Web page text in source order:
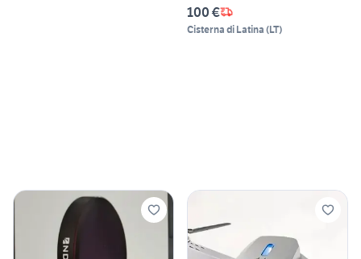
100 €
Cisterna di Latina (LT)